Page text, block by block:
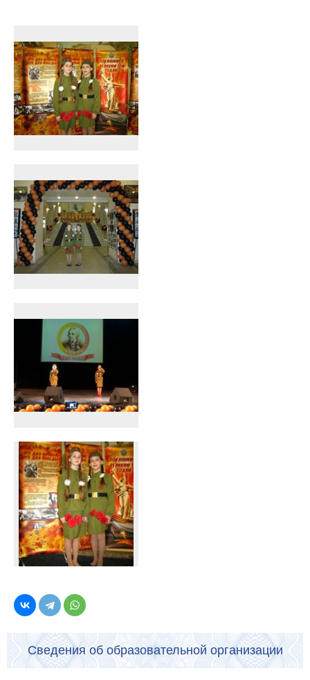
Сведения об образовательной организации